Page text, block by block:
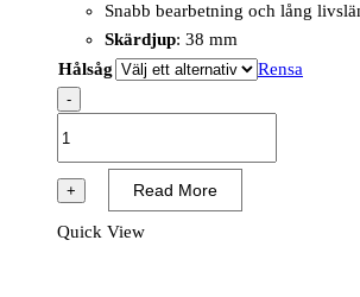
Snabb bearbetning och lång
Skärdjup: 38 mm
Hålsåg
Rensa
-
Bi-
Cobolt
+ Read More
Quick View